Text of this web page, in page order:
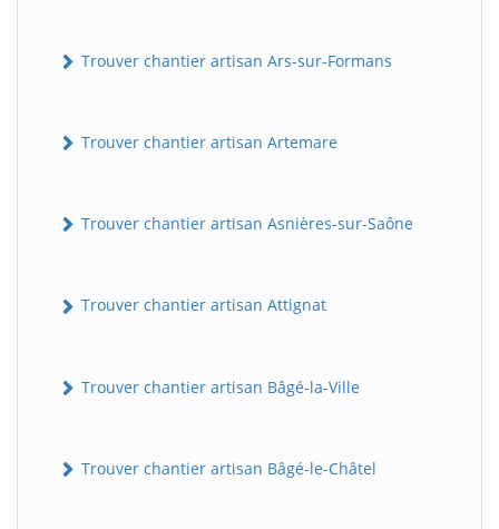
Trouver chantier artisan Ars-sur-Formans
Trouver chantier artisan Artemare
Trouver chantier artisan Asnières-sur-Saône
Trouver chantier artisan Attignat
Trouver chantier artisan Bâgé-la-Ville
Trouver chantier artisan Bâgé-le-Châtel